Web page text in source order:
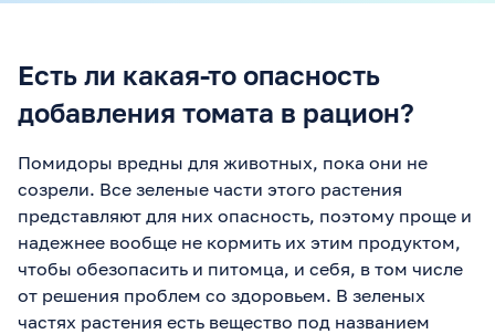
"вкусняшек". Во-вторых,
любые продукты даем
БЕЗ соли, специй, сахара
и прочего, т.е. "чистый"
Есть ли какая-то опасность
добавления томата в рацион?
Помидоры вредны для животных, пока они не
созрели. Все зеленые части этого растения
представляют для них опасность, поэтому проще и
надежнее вообще не кормить их этим продуктом,
чтобы обезопасить и питомца, и себя, в том числе
от решения проблем со здоровьем. В зеленых
частях растения есть вещество под названием